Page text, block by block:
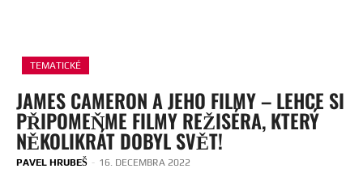
TEMATICKÉ
JAMES CAMERON A JEHO FILMY – LEHCE SI
PŘIPOMEŇME FILMY REŽISÉRA, KTERÝ
NĚKOLIKRÁT DOBYL SVĚT!
PAVEL HRUBEŠ - 16. DECEMBRA 2022